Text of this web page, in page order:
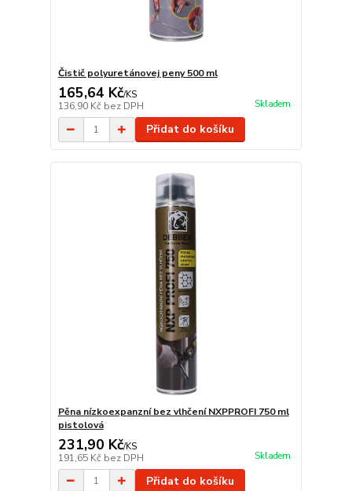
Čistič polyuretánovej peny 500 ml
165,64 Kč/KS
136,90 Kč bez DPH Skladem
Přidat do košíku
Pěna nízkoexpanzní bez vlhčení NXPPROFI 750 ml
pistolová
231,90 Kč/KS
191,65 Kč bez DPH Skladem
Přidat do košíku